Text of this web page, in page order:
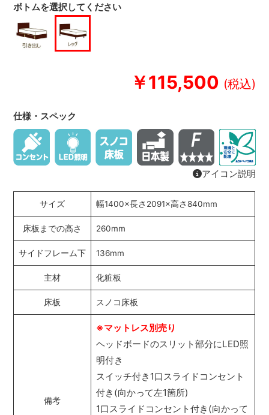
￥115,500
ボトムを選択してください
仕様・スペック
アイコン説明
サイズ 幅1400×長さ2091×高さ840mm
床板までの高さ 260mm
サイドフレーム下 136mm
主材 化粧板
床板 スノコ床板
備考
※マットレス別売り
ヘッドボードのスリット部分にLED照
明付き
スイッチ付き1口スライドコンセント
付き(向かって左1箇所)
1口スライドコンセント付き(向かって